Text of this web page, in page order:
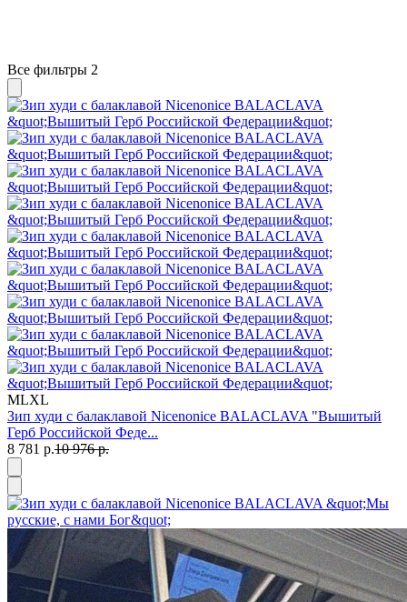
Все фильтры 2
MLXL
Зип худи с балаклавой Nicenonice BALACLAVA "Вышитый
Герб Российской Феде...
8 781 р.10 976 р.